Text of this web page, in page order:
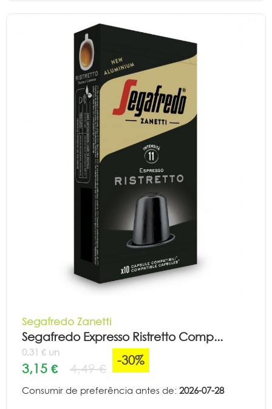
Segafredo Zanetti
Segafredo Expresso Ristretto Comp...
0,31 € un
3,15 € 4,49 €
-30%
Consumir de preferência antes de: 2026-07-28